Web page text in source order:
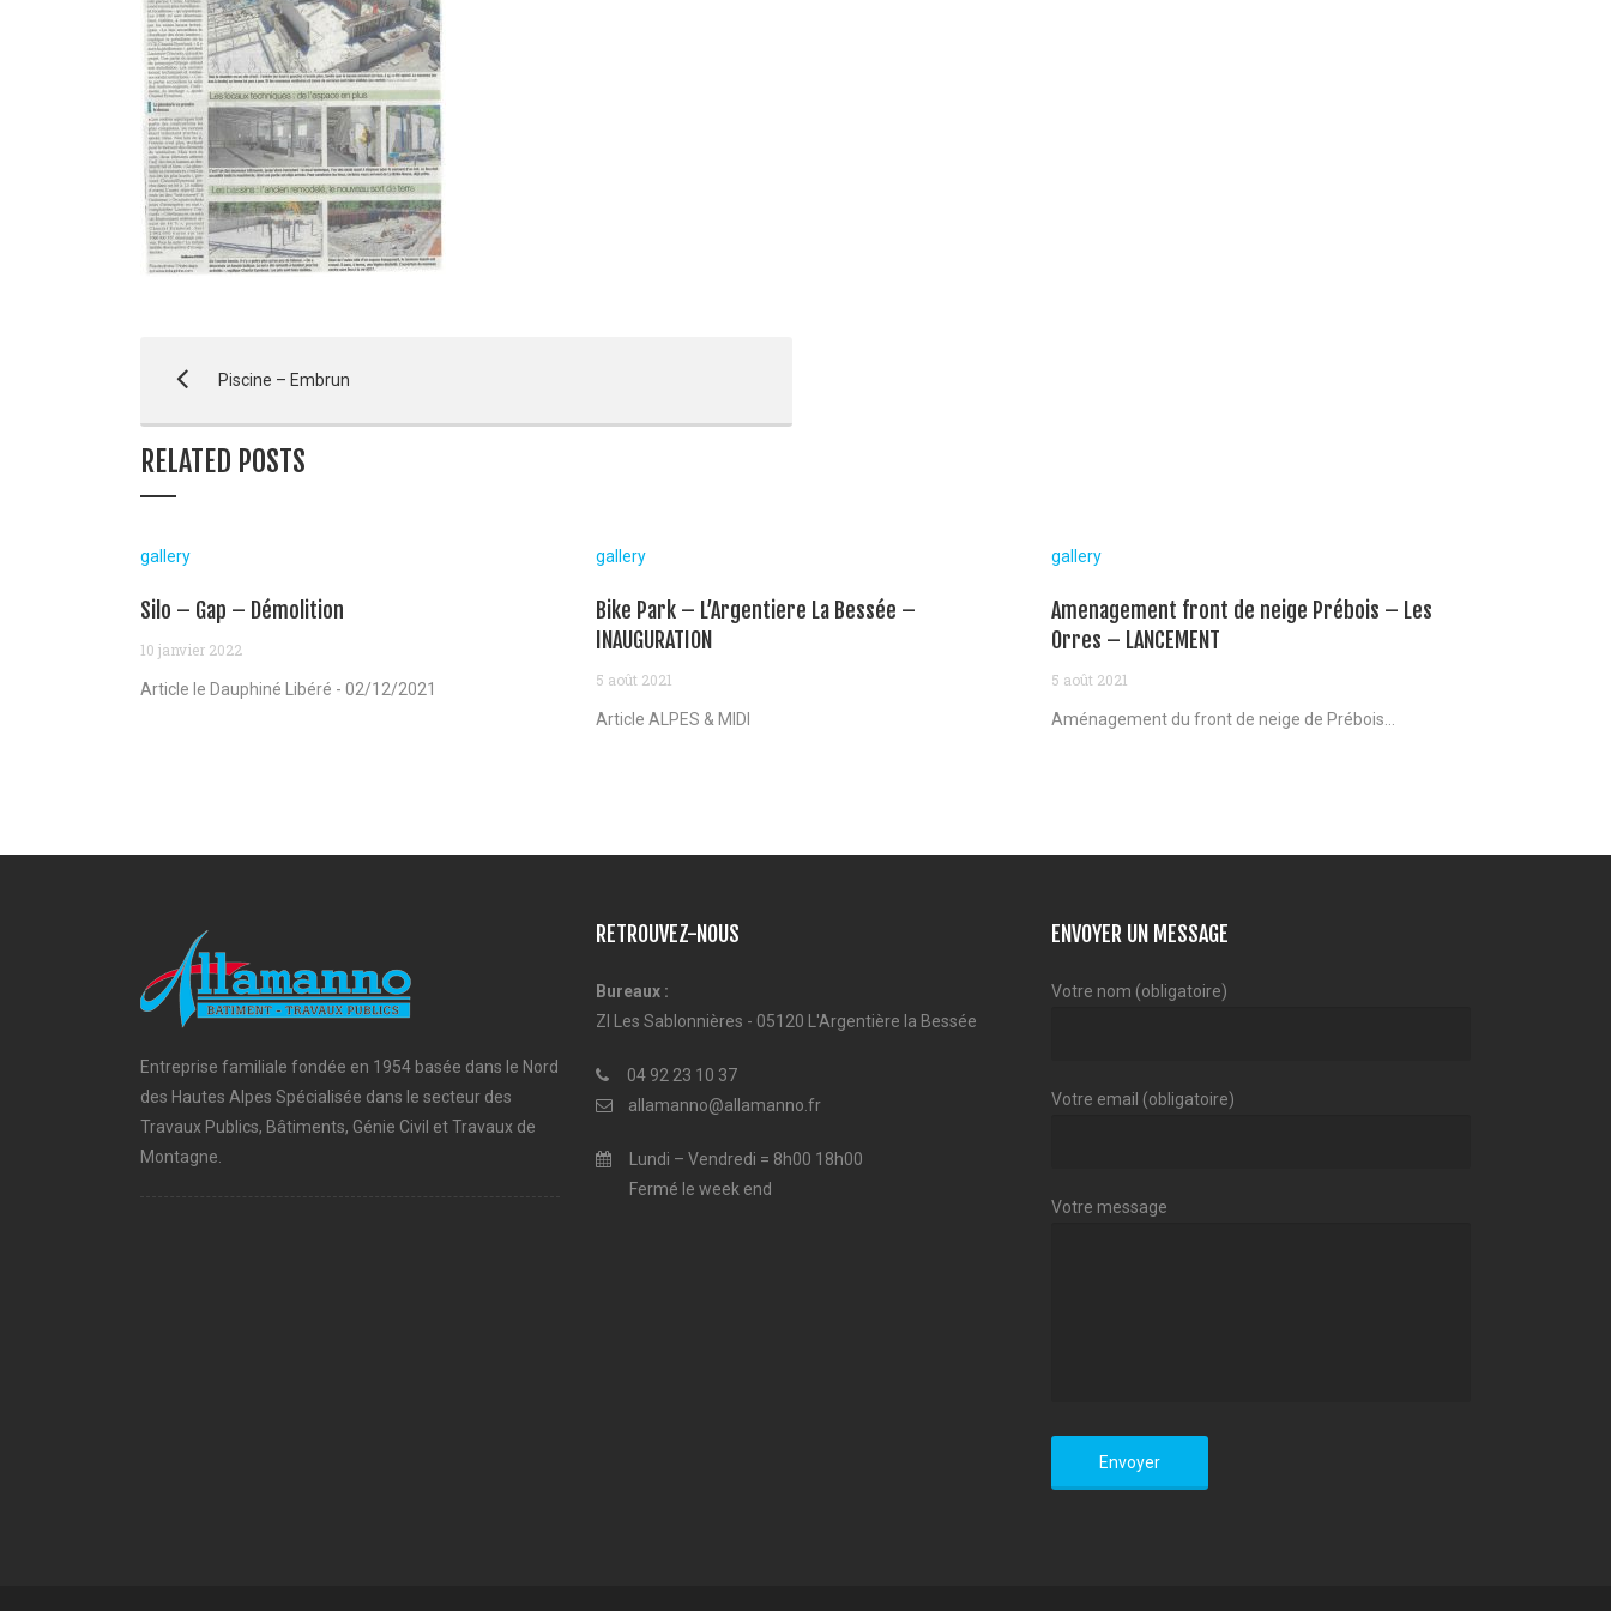
Piscine – Embrun
RELATED POSTS
gallery
Silo – Gap – Démolition
10 janvier 2022
Article le Dauphiné Libéré - 02/12/2021
gallery
Bike Park – L’Argentiere La Bessée –
INAUGURATION
5 août 2021
Article ALPES & MIDI
gallery
Amenagement front de neige Prébois – Les
Orres – LANCEMENT
5 août 2021
Aménagement du front de neige de Prébois...
Entreprise familiale fondée en 1954 basée dans le Nord
des Hautes Alpes Spécialisée dans le secteur des
Travaux Publics, Bâtiments, Génie Civil et Travaux de
Montagne.
RETROUVEZ-NOUS
Bureaux :
ZI Les Sablonnières - 05120 L'Argentière la Bessée
04 92 23 10 37
allamanno@allamanno.fr
Lundi – Vendredi = 8h00 18h00
Fermé le week end
ENVOYER UN MESSAGE
Votre nom (obligatoire)
Votre email (obligatoire)
Votre message